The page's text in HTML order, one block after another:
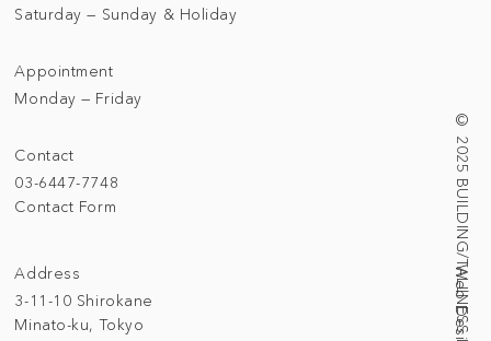
Address
3-11-10 Shirokane
Minato-ku, Tokyo
© 2025 BUILDING/TALLNESS LTD.
Contact
03-6447-7748
Contact Form
Saturday — Sunday & Holiday
Appointment
Monday — Friday